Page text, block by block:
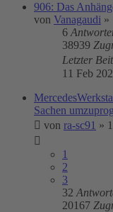
906: Das
von Vanagaudi »
6
38939
Letzter
11 Feb
Sachen
von ra-sc91 »
1
2
3
32
20167